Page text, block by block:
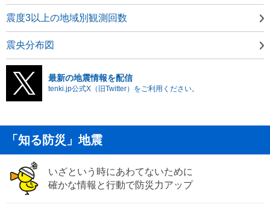
震度3以上の地域別観測回数
震央分布図
最新の地震情報を配信
tenki.jp公式X（旧Twitter）をご利用ください。
「知る防災」地震
いざという時にあわてないために
確かな情報と行動で防災力アップ